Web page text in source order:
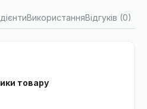
ВикористанняВідгуків (0)
товару